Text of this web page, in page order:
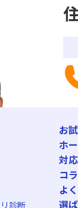
診断
お
ホ
対
コ
よ
選